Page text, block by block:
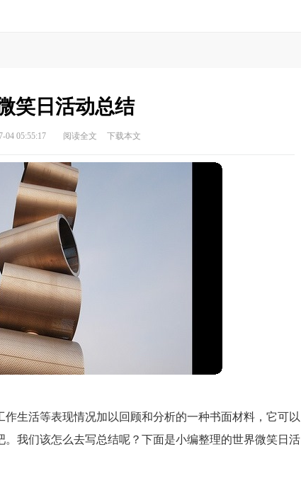
笑日活动总结
04 05:55:17 阅读全文 下载本文
生活等表现情况加以回顾和分析的一种书面材料，它可以
我们该怎么去写总结呢？下面是小编整理的世界微笑日活